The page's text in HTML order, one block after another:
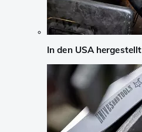
In den USA hergestellt